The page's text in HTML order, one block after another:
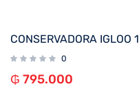
0
₲ 795.000